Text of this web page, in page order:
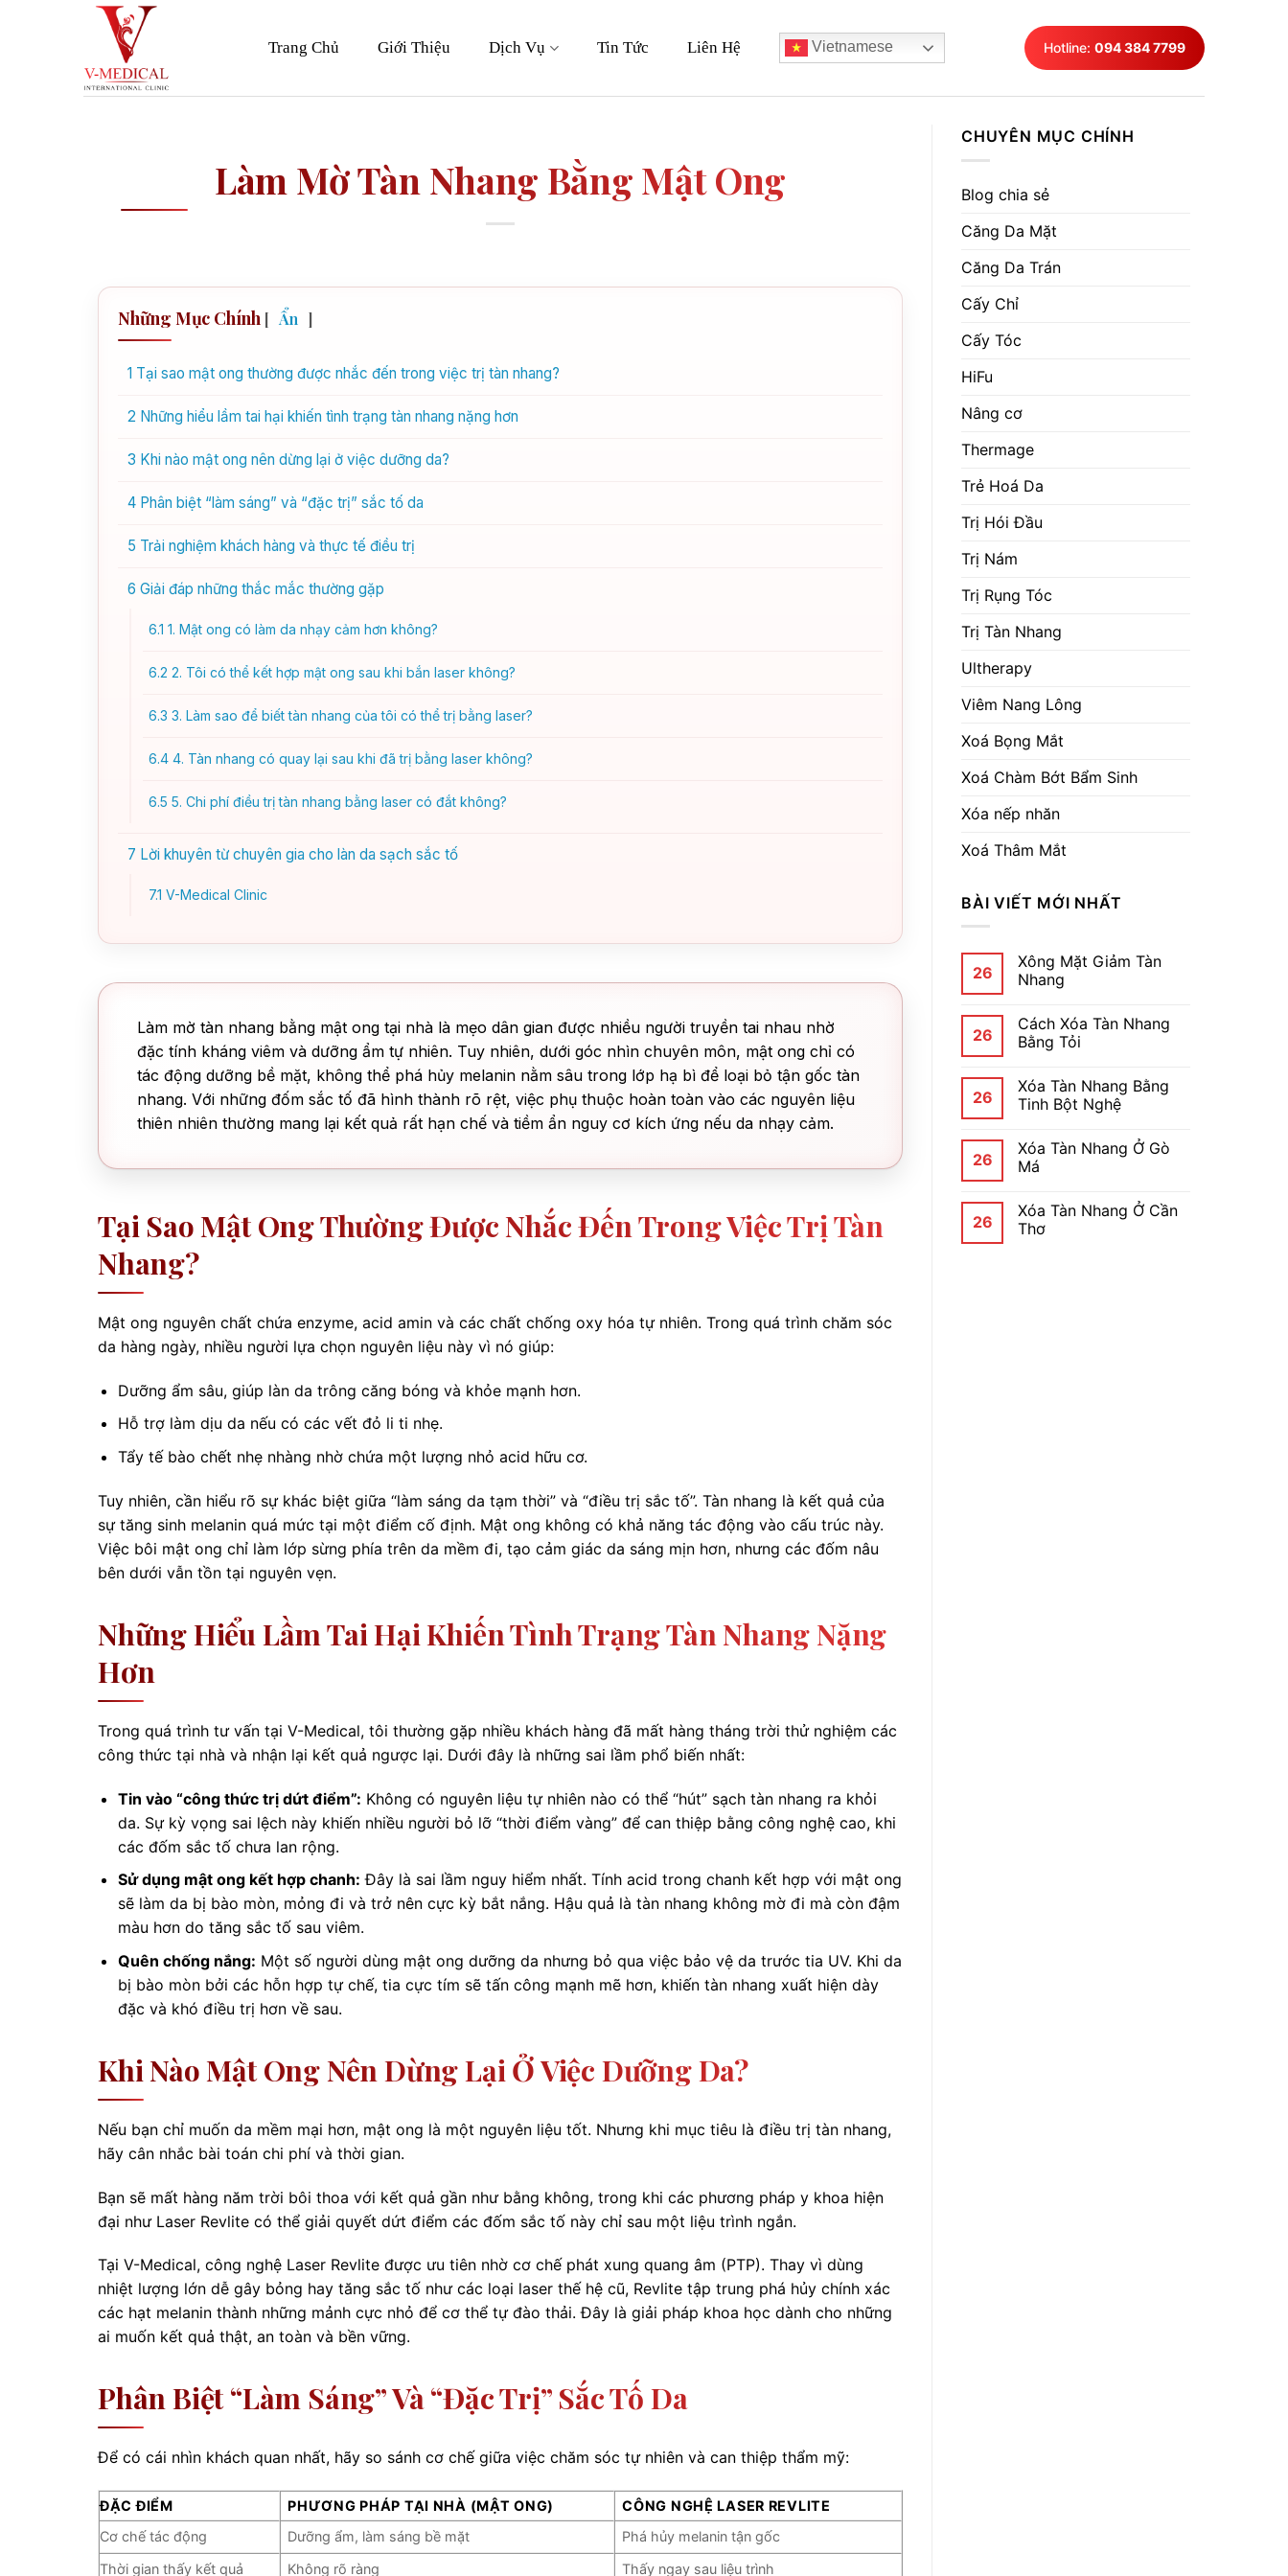
Trang Chủ Giới Thiệu Dịch Vụ Tin Tức Liên Hệ Vietnamese Hotline: 094 384 7799
Làm Mờ Tàn Nhang Bằng Mật Ong
Những Mục Chính [ Ẩn ]
1 Tại sao mật ong thường được nhắc đến trong việc trị tàn nhang?
2 Những hiểu lầm tai hại khiến tình trạng tàn nhang nặng hơn
3 Khi nào mật ong nên dừng lại ở việc dưỡng da?
4 Phân biệt “làm sáng” và “đặc trị” sắc tố da
5 Trải nghiệm khách hàng và thực tế điều trị
6 Giải đáp những thắc mắc thường gặp
6.1 1. Mật ong có làm da nhạy cảm hơn không?
6.2 2. Tôi có thể kết hợp mật ong sau khi bắn laser không?
6.3 3. Làm sao để biết tàn nhang của tôi có thể trị bằng laser?
6.4 4. Tàn nhang có quay lại sau khi đã trị bằng laser không?
6.5 5. Chi phí điều trị tàn nhang bằng laser có đắt không?
7 Lời khuyên từ chuyên gia cho làn da sạch sắc tố
7.1 V-Medical Clinic
Làm mờ tàn nhang bằng mật ong tại nhà là mẹo dân gian được nhiều người truyền tai nhau nhờ
đặc tính kháng viêm và dưỡng ẩm tự nhiên. Tuy nhiên, dưới góc nhìn chuyên môn, mật ong chỉ có
tác động dưỡng bề mặt, không thể phá hủy melanin nằm sâu trong lớp hạ bì để loại bỏ tận gốc tàn
nhang. Với những đốm sắc tố đã hình thành rõ rệt, việc phụ thuộc hoàn toàn vào các nguyên liệu
thiên nhiên thường mang lại kết quả rất hạn chế và tiềm ẩn nguy cơ kích ứng nếu da nhạy cảm.
Tại Sao Mật Ong Thường Được Nhắc Đến Trong Việc Trị Tàn
Nhang?
Mật ong nguyên chất chứa enzyme, acid amin và các chất chống oxy hóa tự nhiên. Trong quá trình chăm sóc
da hàng ngày, nhiều người lựa chọn nguyên liệu này vì nó giúp:
Dưỡng ẩm sâu, giúp làn da trông căng bóng và khỏe mạnh hơn.
Hỗ trợ làm dịu da nếu có các vết đỏ li ti nhẹ.
Tẩy tế bào chết nhẹ nhàng nhờ chứa một lượng nhỏ acid hữu cơ.
Tuy nhiên, cần hiểu rõ sự khác biệt giữa “làm sáng da tạm thời” và “điều trị sắc tố”. Tàn nhang là kết quả của
sự tăng sinh melanin quá mức tại một điểm cố định. Mật ong không có khả năng tác động vào cấu trúc này.
Việc bôi mật ong chỉ làm lớp sừng phía trên da mềm đi, tạo cảm giác da sáng mịn hơn, nhưng các đốm nâu
bên dưới vẫn tồn tại nguyên vẹn.
Những Hiểu Lầm Tai Hại Khiến Tình Trạng Tàn Nhang Nặng
Hơn
Trong quá trình tư vấn tại V-Medical, tôi thường gặp nhiều khách hàng đã mất hàng tháng trời thử nghiệm các
công thức tại nhà và nhận lại kết quả ngược lại. Dưới đây là những sai lầm phổ biến nhất:
Tin vào “công thức trị dứt điểm”: Không có nguyên liệu tự nhiên nào có thể “hút” sạch tàn nhang ra khỏi
da. Sự kỳ vọng sai lệch này khiến nhiều người bỏ lỡ “thời điểm vàng” để can thiệp bằng công nghệ cao, khi
các đốm sắc tố chưa lan rộng.
Sử dụng mật ong kết hợp chanh: Đây là sai lầm nguy hiểm nhất. Tính acid trong chanh kết hợp với mật ong
sẽ làm da bị bào mòn, mỏng đi và trở nên cực kỳ bắt nắng. Hậu quả là tàn nhang không mờ đi mà còn đậm
màu hơn do tăng sắc tố sau viêm.
Quên chống nắng: Một số người dùng mật ong dưỡng da nhưng bỏ qua việc bảo vệ da trước tia UV. Khi da
bị bào mòn bởi các hỗn hợp tự chế, tia cực tím sẽ tấn công mạnh mẽ hơn, khiến tàn nhang xuất hiện dày
đặc và khó điều trị hơn về sau.
Khi Nào Mật Ong Nên Dừng Lại Ở Việc Dưỡng Da?
Nếu bạn chỉ muốn da mềm mại hơn, mật ong là một nguyên liệu tốt. Nhưng khi mục tiêu là điều trị tàn nhang,
hãy cân nhắc bài toán chi phí và thời gian.
Bạn sẽ mất hàng năm trời bôi thoa với kết quả gần như bằng không, trong khi các phương pháp y khoa hiện
đại như Laser Revlite có thể giải quyết dứt điểm các đốm sắc tố này chỉ sau một liệu trình ngắn.
Tại V-Medical, công nghệ Laser Revlite được ưu tiên nhờ cơ chế phát xung quang âm (PTP). Thay vì dùng
nhiệt lượng lớn dễ gây bỏng hay tăng sắc tố như các loại laser thế hệ cũ, Revlite tập trung phá hủy chính xác
các hạt melanin thành những mảnh cực nhỏ để cơ thể tự đào thải. Đây là giải pháp khoa học dành cho những
ai muốn kết quả thật, an toàn và bền vững.
Phân Biệt “làm Sáng” Và “đặc Trị” Sắc Tố Da
Để có cái nhìn khách quan nhất, hãy so sánh cơ chế giữa việc chăm sóc tự nhiên và can thiệp thẩm mỹ:
ĐẶC ĐIỂM PHƯƠNG PHÁP TẠI NHÀ (MẬT ONG)
CÔNG NGHỆ LASER REVLITE
Cơ chế tác động
Dưỡng ẩm, làm sáng bề mặt
Phá hủy melanin tận gốc
Thời gian thấy kết quả
Không rõ ràng
Thấy ngay sau liệu trình
CHUYÊN MỤC CHÍNH
Blog chia sẻ
Căng Da Mặt
Căng Da Trán
Cấy Chỉ
Cấy Tóc
HiFu
Nâng cơ
Thermage
Trẻ Hoá Da
Trị Hói Đầu
Trị Nám
Trị Rụng Tóc
Trị Tàn Nhang
Ultherapy
Viêm Nang Lông
Xoá Bọng Mắt
Xoá Chàm Bớt Bẩm Sinh
Xóa nếp nhăn
Xoá Thâm Mắt
BÀI VIẾT MỚI NHẤT
26
Xông Mặt Giảm Tàn
Nhang
26
Cách Xóa Tàn Nhang
Bằng Tỏi
26
Xóa Tàn Nhang Bằng
Tinh Bột Nghệ
26
Xóa Tàn Nhang Ở Gò
Má
26
Xóa Tàn Nhang Ở Cần
Thơ